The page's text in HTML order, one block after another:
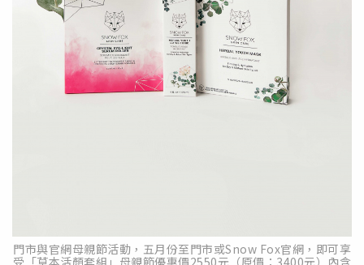
門市與官網母親節活動，五月份至門市或Snow Fox官網，即可享